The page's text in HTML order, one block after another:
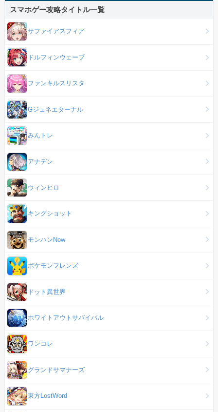
スマホゲー攻略タイトル一覧
サファイアスフィア
ドルフィンウェーブ
ファンキルスリスタ
Gジェネエターナル
みんトレ
アナデン
ウィンヒロ
キングショット
モンハンNow
ポケモンフレンズ
ドット異世界
ホワイトアウトサバイバル
ワンコレ
グランドサマナーズ
東方LostWord